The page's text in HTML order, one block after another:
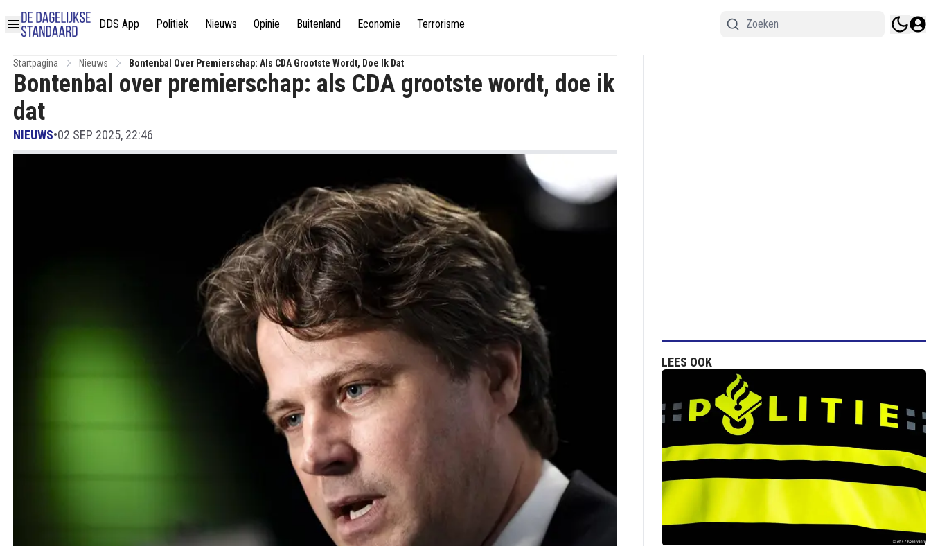
DDS App Politiek Nieuws Opinie Buitenland Economie Terrorisme
Startpagina Nieuws Bontenbal Over Premierschap: Als CDA Grootste Wordt, Doe Ik Dat
Bontenbal over premierschap: als CDA grootste wordt, doe ik
dat
NIEUWS•02 SEP 2025, 22:46
LEES OOK